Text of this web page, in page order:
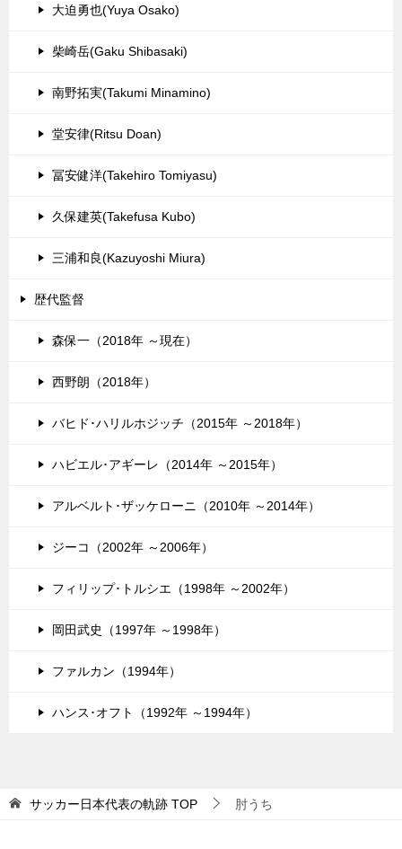
大迫勇也(Yuya Osako)
柴崎岳(Gaku Shibasaki)
南野拓実(Takumi Minamino)
堂安律(Ritsu Doan)
冨安健洋(Takehiro Tomiyasu)
久保建英(Takefusa Kubo)
三浦和良(Kazuyoshi Miura)
歴代監督
森保一（2018年 ～現在）
西野朗（2018年）
バヒド･ハリルホジッチ（2015年 ～2018年）
ハビエル･アギーレ（2014年 ～2015年）
アルベルト･ザッケローニ（2010年 ～2014年）
ジーコ（2002年 ～2006年）
フィリップ･トルシエ（1998年 ～2002年）
岡田武史（1997年 ～1998年）
ファルカン（1994年）
ハンス･オフト（1992年 ～1994年）
サッカー日本代表の軌跡 TOP 肘うち